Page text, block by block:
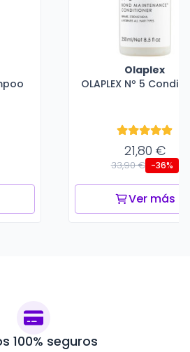
Olaplex
OLAPLEX Nº 5
21,80 €
33,90 € -36%
Ver más
100% seguros